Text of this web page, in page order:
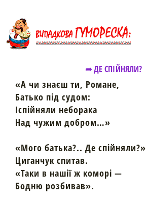
➦ ДЕ СПІЙНЯЛИ?
«А чи знаєш ти, Романе,
Батько під судом:
Іспійняли неборака
Над чужим добром…»
«Мого батька?.. Де спійняли?»
Циганчук спитав.
«Таки в нашії ж коморі —
Бодню розбивав».